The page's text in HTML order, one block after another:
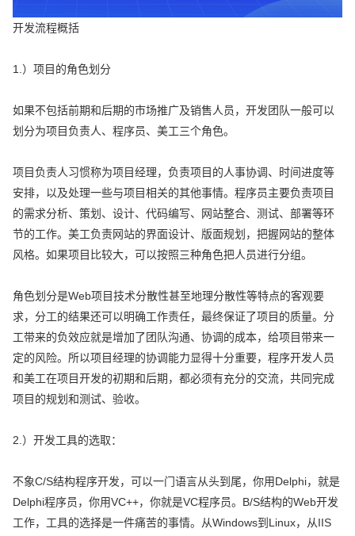
开发流程概括
1.）项目的角色划分
如果不包括前期和后期的市场推广及销售人员，开发团队一般可以
划分为项目负责人、程序员、美工三个角色。
项目负责人习惯称为项目经理，负责项目的人事协调、时间进度等
安排，以及处理一些与项目相关的其他事情。程序员主要负责项目
的需求分析、策划、设计、代码编写、网站整合、测试、部署等环
节的工作。美工负责网站的界面设计、版面规划，把握网站的整体
风格。如果项目比较大，可以按照三种角色把人员进行分组。
角色划分是Web项目技术分散性甚至地理分散性等特点的客观要
求，分工的结果还可以明确工作责任，最终保证了项目的质量。分
工带来的负效应就是增加了团队沟通、协调的成本，给项目带来一
定的风险。所以项目经理的协调能力显得十分重要，程序开发人员
和美工在项目开发的初期和后期，都必须有充分的交流，共同完成
项目的规划和测试、验收。
2.）开发工具的选取：
不象C/S结构程序开发，可以一门语言从头到尾，你用Delphi，就是
Delphi程序员，你用VC++，你就是VC程序员。B/S结构的Web开发
工作，工具的选择是一件痛苦的事情。从Windows到Linux，从IIS